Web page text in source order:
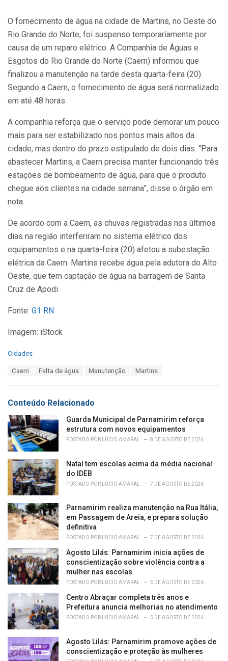
O fornecimento de água na cidade de Martins, no Oeste do
Rio Grande do Norte, foi suspenso temporariamente por
causa de um reparo elétrico. A Companhia de Águas e
Esgotos do Rio Grande do Norte (Caern) informou que
finalizou a manutenção na tarde desta quarta-feira (20).
Segundo a Caern, o fornecimento de água será normalizado
em até 48 horas.
A companhia reforça que o serviço pode demorar um pouco
mais para ser estabilizado nos pontos mais altos da
cidade, mas dentro do prazo estipulado de dois dias. “Para
abastecer Martins, a Caern precisa manter funcionando três
estações de bombeamento de água, para que o produto
chegue aos clientes na cidade serrana”, disse o órgão em
nota.
De acordo com a Caern, as chuvas registradas nos últimos
dias na região interferiram no sistema elétrico dos
equipamentos e na quarta-feira (20) afetou a subestação
elétrica da Caern. Martins recebe água pela adutora do Alto
Oeste, que tem captação de água na barragem de Santa
Cruz de Apodi.
Fonte: G1 RN
Imagem: iStock
C
o
r
i
e
s
:
Cidades
:
Caern Falta de água Manutenção Martins
Conteúdo Relacionado
Guarda Municipal de Parnamirim reforça
estrutura com novos equipamentos
POSTADO POR LÚCIO AMARAL 8 DE AGOSTO DE 2026
Natal tem escolas acima da média nacional
do IDEB
POSTADO POR LÚCIO AMARAL 7 DE AGOSTO DE 2026
Parnamirim realiza manutenção na Rua Itália,
em Passagem de Areia, e prepara solução
definitiva
POSTADO POR LÚCIO AMARAL 7 DE AGOSTO DE 2026
Agosto Lilás: Parnamirim inicia ações de
conscientização sobre violência contra a
mulher nas escolas
POSTADO POR LÚCIO AMARAL 6 DE AGOSTO DE 2026
Centro Abraçar completa três anos e
Prefeitura anuncia melhorias no atendimento
POSTADO POR LÚCIO AMARAL 5 DE AGOSTO DE 2026
Agosto Lilás: Parnamirim promove ações de
conscientização e proteção às mulheres